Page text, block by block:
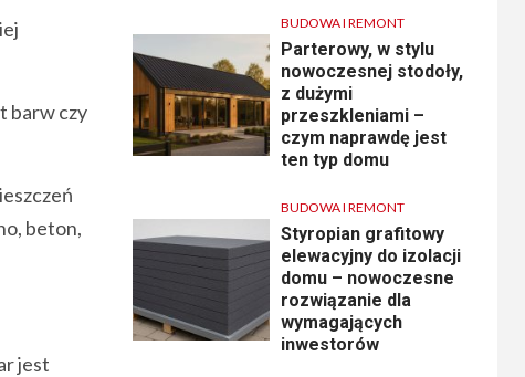
barw czy
beton,
jest
BUDOWA I REMONT
Parterowy, w stylu
nowoczesnej stodoły,
z dużymi
przeszkleniami –
czym naprawdę jest
ten typ domu
BUDOWA I REMONT
Styropian grafitowy
elewacyjny do izolacji
domu – nowoczesne
rozwiązanie dla
wymagających
inwestorów